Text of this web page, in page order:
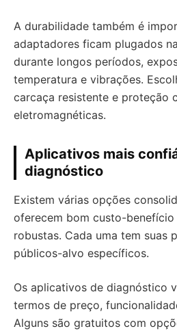
A durabilidade também é
adaptadores ficam plugados
durante longos períodos,
temperatura e vibrações.
carcaça resistente e proteção
eletromagnéticas.
Aplicativos mais
diagnóstico
Existem várias opções
oferecem bom custo-
robustas. Cada uma tem suas
públicos-alvo específicos.
Os aplicativos de diagnóstico
termos de preço,
Alguns são gratuitos com